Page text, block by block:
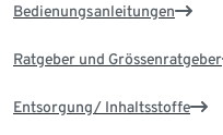
Bedienungsanleitungen
Ratgeber und Grössenratgeber
Entsorgung/ Inhaltsstoffe